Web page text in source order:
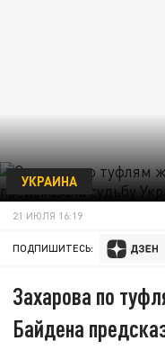
УКРАИНА
21 ИЮЛЯ 16:19
ПОДПИШИТЕСЬ:
Захарова по
Байдена